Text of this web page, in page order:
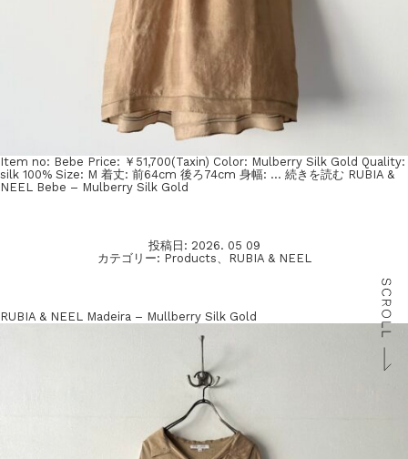
Item no: Bebe Price: ￥51,700(Taxin) Color: Mulberry Silk Gold Quality:
silk 100% Size: M 着丈: 前64cm 後ろ74cm 身幅: … 続きを読む RUBIA &
NEEL Bebe – Mulberry Silk Gold
投稿日: 2026. 05 09
カテゴリー: Products、 RUBIA & NEEL
RUBIA & NEEL Madeira – Mullberry Silk Gold